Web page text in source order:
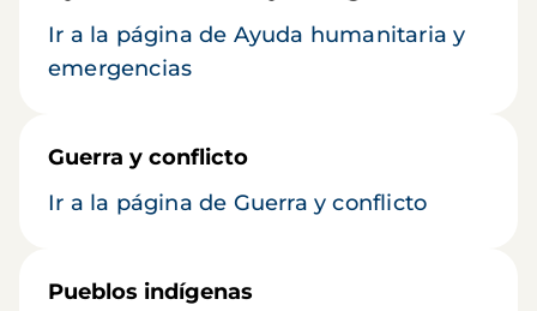
Ir a la página de Ayuda humanitaria y
emergencias
Guerra y conflicto
Ir a la página de Guerra y conflicto
Pueblos indígenas